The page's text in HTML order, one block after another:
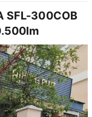
SFL-300COB